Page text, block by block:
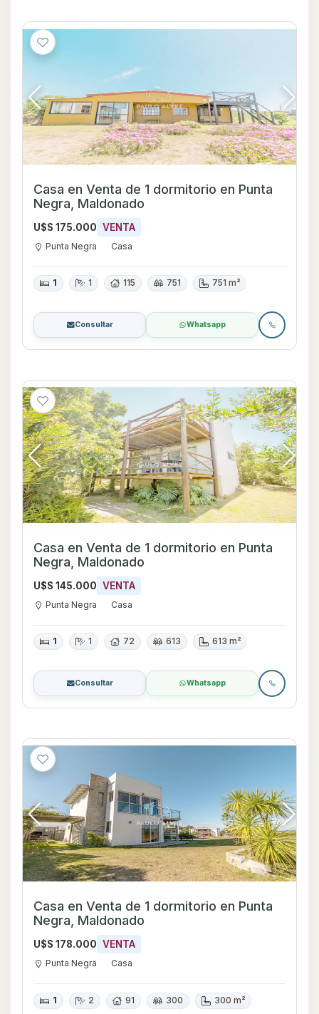
Casa en Venta de 1 dormitorio en Punta
Negra, Maldonado
U$S 175.000 VENTA
Punta Negra Casa
1 1 115 751 751 m²
Consultar Whatsapp
Casa en Venta de 1 dormitorio en Punta
Negra, Maldonado
U$S 145.000 VENTA
Punta Negra Casa
1 1 72 613 613 m²
Consultar Whatsapp
Casa en Venta de 1 dormitorio en Punta
Negra, Maldonado
U$S 178.000 VENTA
Punta Negra Casa
1 2 91 300 300 m²